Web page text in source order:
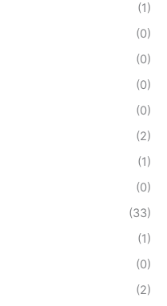
(1)
(0)
(0)
(0)
(0)
(2)
(1)
(0)
(33)
(1)
(0)
(2)